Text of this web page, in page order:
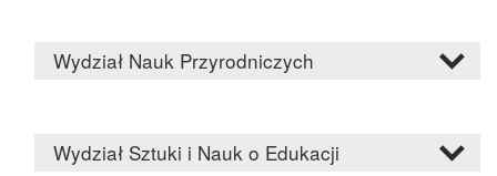
Wydział Nauk Przyrodniczych
Wydział Sztuki i Nauk o Edukacji